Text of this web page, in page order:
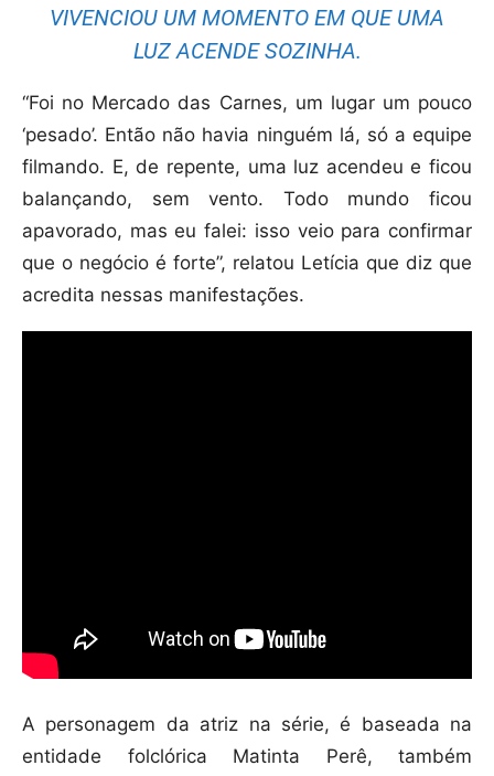
VIVENCIOU UM MOMENTO EM QUE UMA
LUZ ACENDE SOZINHA.
“Foi no Mercado das Carnes, um lugar um pouco
‘pesado’. Então não havia ninguém lá, só a equipe
filmando. E, de repente, uma luz acendeu e ficou
balançando, sem vento. Todo mundo ficou
apavorado, mas eu falei: isso veio para confirmar
que o negócio é forte”, relatou Letícia que diz que
acredita nessas manifestações.
A personagem da atriz na série, é baseada na
entidade folclórica Matinta Perê, também